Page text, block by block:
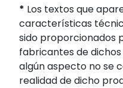
* Los textos que
características
sido proporcionados
fabricantes de
algún aspecto no se
realidad de dicho